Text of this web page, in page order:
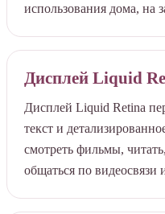
использования дома, на
Дисплей Liquid
Дисплей Liquid Retina
текст и
смотреть фильмы,
общаться по видеосвязи